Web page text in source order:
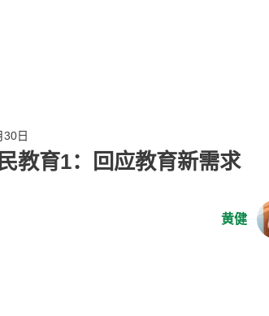
30日
教育1：回应教育新需求
黄健